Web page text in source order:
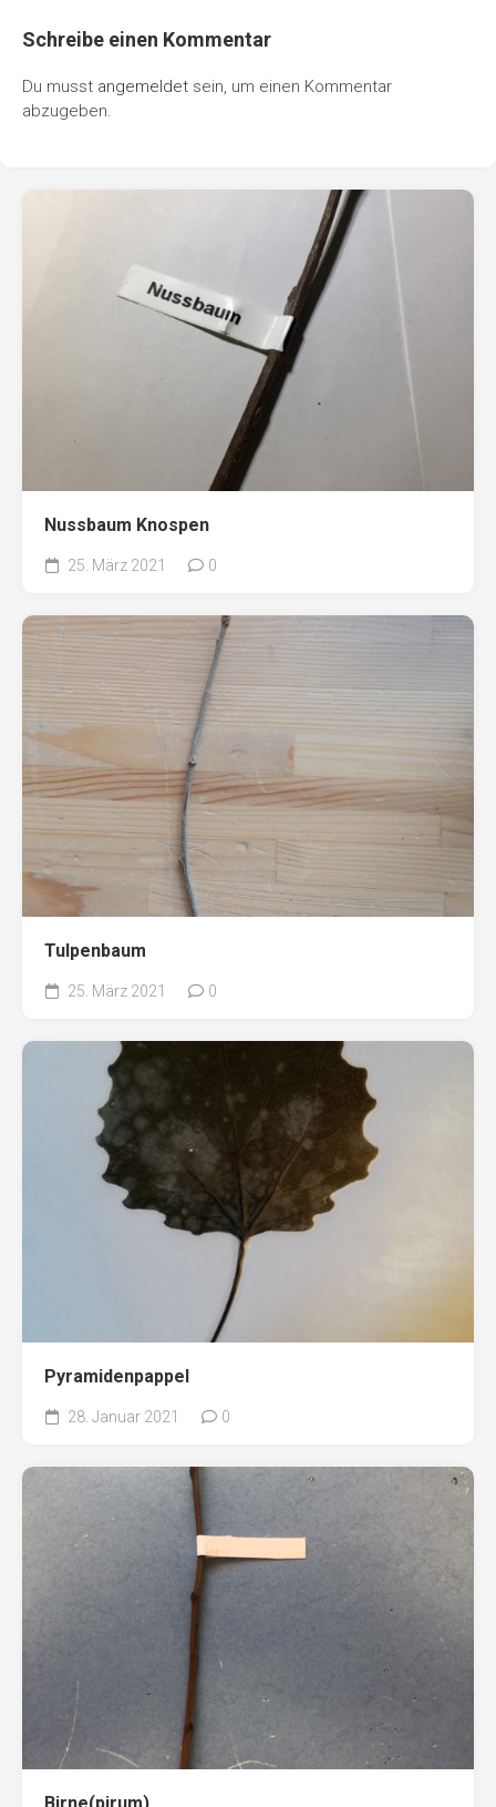
Schreibe einen Kommentar
Du musst angemeldet sein, um einen Kommentar
abzugeben.
Nussbaum Knospen
25. März 2021 0
Tulpenbaum
25. März 2021 0
Pyramidenpappel
28. Januar 2021 0